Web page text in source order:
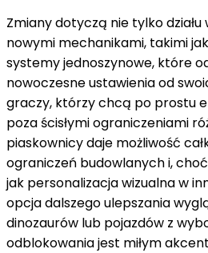
Zmiany dotyczą nie tylko działu
nowymi mechanikami, takimi
systemy jednoszynowe, które
nowoczesne ustawienia od
graczy, którzy chcą po prostu
poza ścisłymi ograniczeniami
piaskownicy daje możliwość
ograniczeń budowlanych i,
jak personalizacja wizualna w
opcja dalszego ulepszania
dinozaurów lub pojazdów z
odblokowania jest miłym